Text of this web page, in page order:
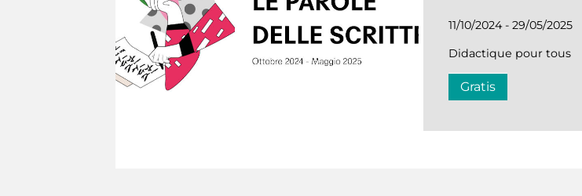
11/10/2024 - 29/05/2025
Didactique pour tous
Gratis